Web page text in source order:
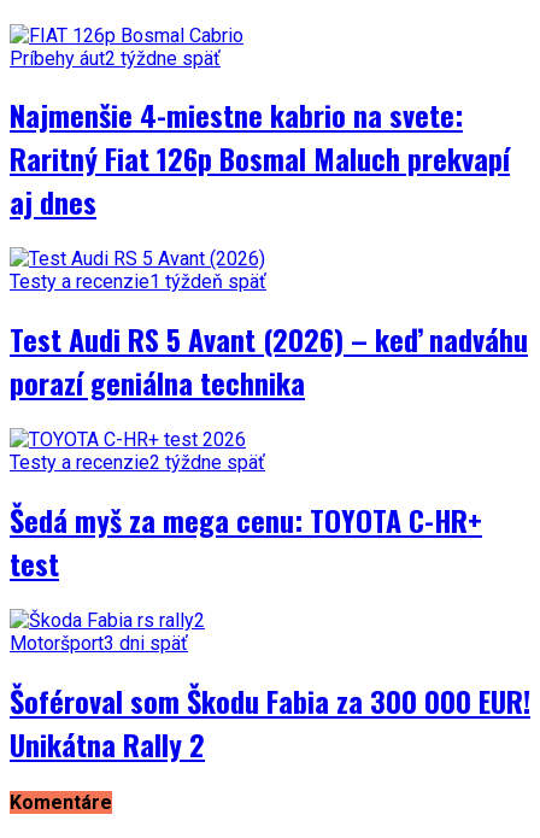
Príbehy áut2 týždne späť
Najmenšie 4-miestne kabrio na svete:
Raritný Fiat 126p Bosmal Maluch prekvapí
aj dnes
Testy a recenzie1 týždeň späť
Test Audi RS 5 Avant (2026) – keď nadváhu
porazí geniálna technika
Testy a recenzie2 týždne späť
Šedá myš za mega cenu: TOYOTA C-HR+
test
Motoršport3 dni späť
Šoféroval som Škodu Fabia za 300 000 EUR!
Unikátna Rally 2
Komentáre